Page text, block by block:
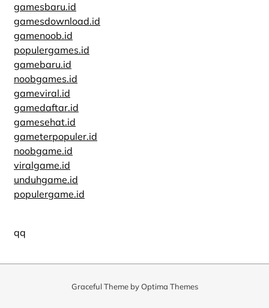
gamesbaru.id
gamesdownload.id
gamenoob.id
populergames.id
gamebaru.id
noobgames.id
gameviral.id
gamedaftar.id
gamesehat.id
gameterpopuler.id
noobgame.id
viralgame.id
unduhgame.id
populergame.id
qq
Graceful Theme byOptima Themes